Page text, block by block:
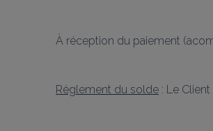
À réception du paiement
Règlement du solde : Le